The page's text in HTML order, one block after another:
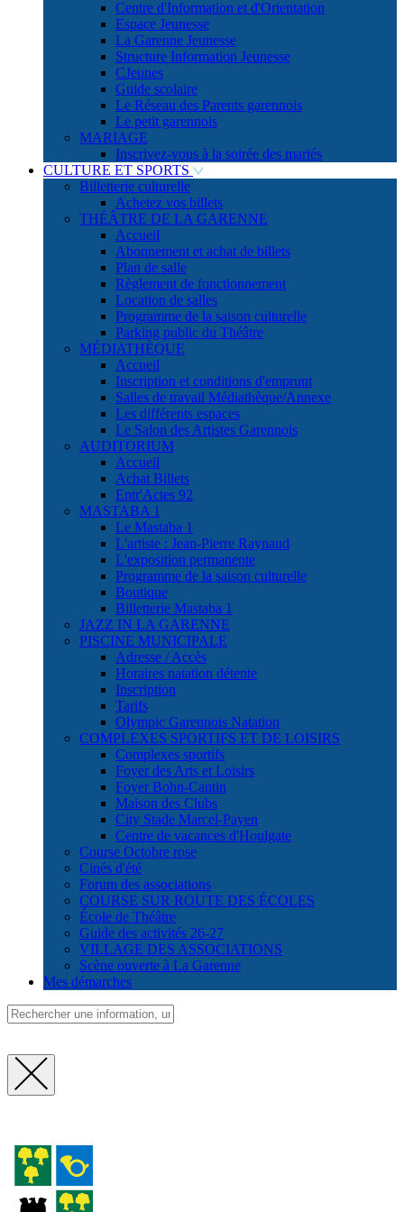
Centre d'Information et d'Orientation
Espace Jeunesse
La Garenne Jeunesse
Structure Information Jeunesse
CJeunes
Guide scolaire
Le Réseau des Parents garennois
Le petit garennois
MARIAGE
Inscrivez-vous à la soirée des mariés
CULTURE ET SPORTS
Billetterie culturelle
Achetez vos billets
THÉÂTRE DE LA GARENNE
Accueil
Abonnement et achat de billets
Plan de salle
Règlement de fonctionnement
Location de salles
Programme de la saison culturelle
Parking public du Théâtre
MÉDIATHÈQUE
Accueil
Inscription et conditions d'emprunt
Salles de travail Médiathèque/Annexe
Les différents espaces
Le Salon des Artistes Garennois
AUDITORIUM
Accueil
Achat Billets
Entr'Actes 92
MASTABA 1
Le Mastaba 1
L'artiste : Jean-Pierre Raynaud
L'exposition permanente
Programme de la saison culturelle
Boutique
Billetterie Mastaba 1
JAZZ IN LA GARENNE
PISCINE MUNICIPALE
Adresse / Accès
Horaires natation détente
Inscription
Tarifs
Olympic Garennois Natation
COMPLEXES SPORTIFS ET DE LOISIRS
Complexes sportifs
Foyer des Arts et Loisirs
Foyer Bohn-Cantin
Maison des Clubs
City Stade Marcel-Payen
Centre de vacances d'Houlgate
Course Octobre rose
Cinés d'été
Forum des associations
COURSE SUR ROUTE DES ÉCOLES
École de Théâtre
Guide des activités 26-27
VILLAGE DES ASSOCIATIONS
Scène ouverte à La Garenne
Mes démarches
Fermer